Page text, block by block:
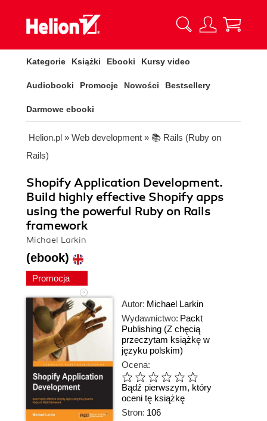
Kategorie Książki Ebooki Kursy video
Audiobooki Promocje Nowości Bestsellery
Darmowe ebooki
Helion.pl » Web development » 📚 Rails (Ruby on
Rails)
Shopify Application Development.
Build highly effective Shopify apps
using the powerful Ruby on Rails
framework
Michael Larkin
(ebook)
Promocja
Autor: Michael Larkin
Wydawnictwo: Packt
Publishing (Z chęcią
przeczytam książkę w
języku polskim)
Ocena:
Bądź pierwszym, który
oceni tę książkę
Stron: 106